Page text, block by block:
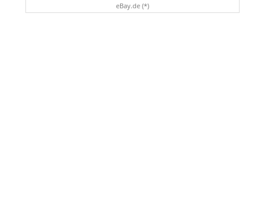
eBay.de (*)